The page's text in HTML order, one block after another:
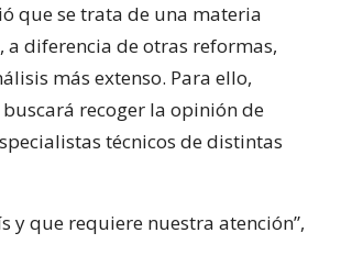
que se trata de una materia
a diferencia de otras reformas,
más extenso. Para ello,
recoger la opinión de
técnicos de distintas
y que requiere nuestra atención”,